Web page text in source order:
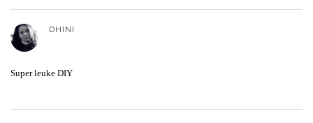
DHINI
Super leuke DIY